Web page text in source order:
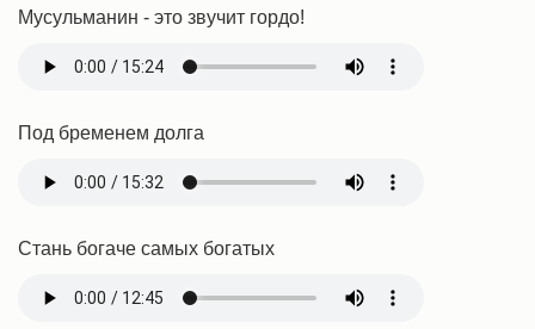
Мусульманин - это звучит гордо!
Под бременем долга
Стань богаче самых богатых